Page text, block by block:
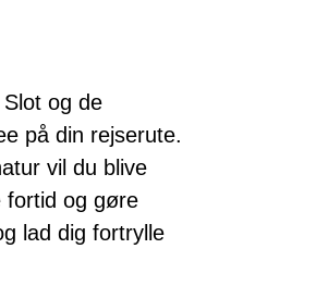
og de
på din rejserute.
vil du blive
fortid og gøre
lad dig fortrylle